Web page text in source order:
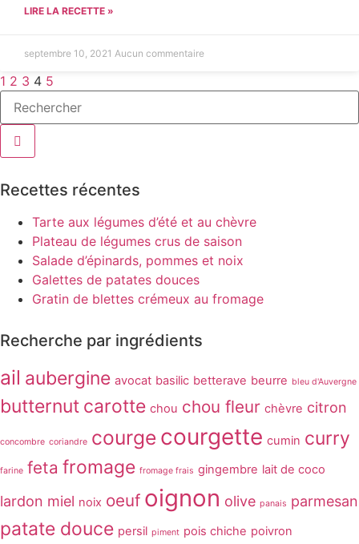
LIRE LA RECETTE »
septembre 10, 2021 Aucun commentaire
1 2 3 4 5
Recettes récentes
Tarte aux légumes d’été et au chèvre
Plateau de légumes crus de saison
Salade d’épinards, pommes et noix
Galettes de patates douces
Gratin de blettes crémeux au fromage
Recherche par ingrédients
ail aubergine avocat basilic betterave beurre bleu d'Auvergne
butternut carotte chou chou fleur chèvre citron
concombre coriandre courge courgette cumin curry
farine feta fromage fromage frais gingembre lait de coco
lardon miel noix oeuf oignon olive panais parmesan
patate douce persil piment pois chiche poivron